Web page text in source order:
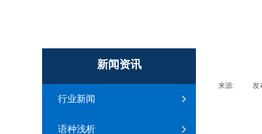
新闻资讯
来源: 发
行业新闻
语种浅析